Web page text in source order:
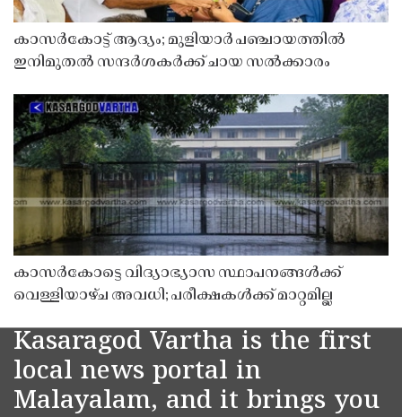
കാസർകോട്ട് ആദ്യം; മുളിയാർ പഞ്ചായത്തിൽ
ഇനിമുതൽ സന്ദർശകർക്ക് ചായ സൽക്കാരം
കാസർകോട്ടെ വിദ്യാഭ്യാസ സ്ഥാപനങ്ങൾക്ക്
വെള്ളിയാഴ്ച അവധി; പരീക്ഷകൾക്ക് മാറ്റമില്ല
Kasaragod Vartha is the first
local news portal in
Malayalam, and it brings you